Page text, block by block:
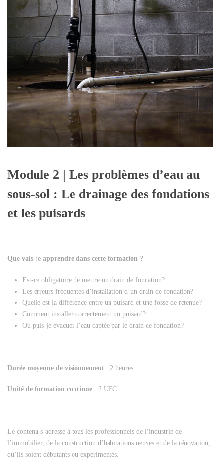
Module 2 | Les problèmes d’eau au
sous-sol : Le drainage des fondations
et les puisards
Que vais-je apprendre dans cette formation ?
Est-ce obligatoire de mettre un drain de fondation?
Les erreurs fréquentes d’installation d’un drain de fondation?
Quelle est la différence entre un puisard et une fosse de retenue?
Comment installer correctement un puisard?
Où puis-je évacuer l’eau captée par le drain de fondation?
Durée moyenne de visionnement : 2 heures
Unité de formation continue : 2 UFC
Le contenu s’adresse à tous les professionnels de l’industrie de
l’immobilier, de la construction d’habitations neuves et de la rénovation,
qu’ils soient débutants ou expérimentés.